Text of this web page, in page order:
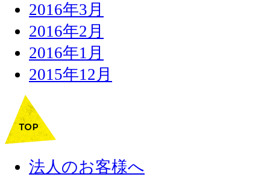
2016年3月
2016年2月
2016年1月
2015年12月
法人のお客様へ